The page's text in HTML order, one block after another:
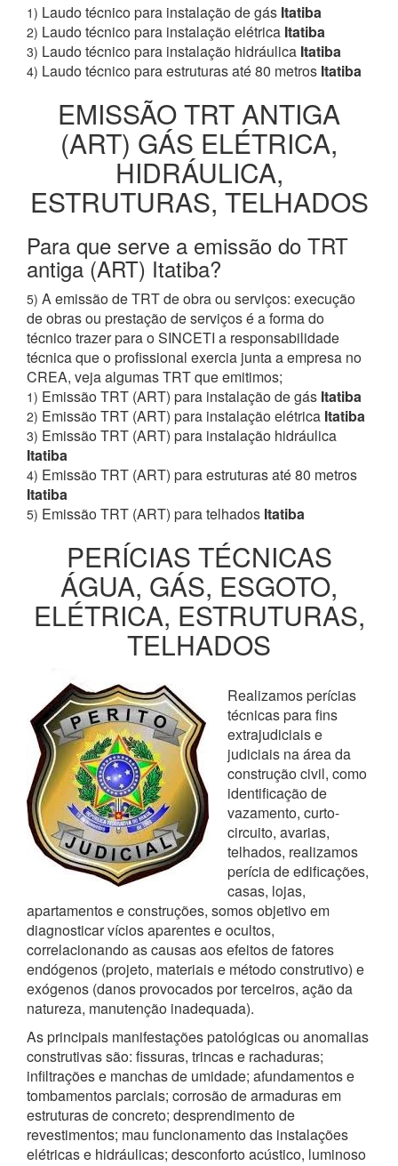
1) Laudo técnico para instalação de gás Itatiba
2) Laudo técnico para instalação elétrica Itatiba
3) Laudo técnico para instalação hidráulica Itatiba
4) Laudo técnico para estruturas até 80 metros Itatiba
EMISSÃO TRT ANTIGA
(ART) GÁS ELÉTRICA,
HIDRÁULICA,
ESTRUTURAS, TELHADOS
Para que serve a emissão do TRT
antiga (ART) Itatiba?
5) A emissão de TRT de obra ou serviços: execução
de obras ou prestação de serviços é a forma do
técnico trazer para o SINCETI a responsabilidade
técnica que o profissional exercia junta a empresa no
CREA, veja algumas TRT que emitimos;
1) Emissão TRT (ART) para instalação de gás Itatiba
2) Emissão TRT (ART) para instalação elétrica Itatiba
3) Emissão TRT (ART) para instalação hidráulica
Itatiba
4) Emissão TRT (ART) para estruturas até 80 metros
Itatiba
5) Emissão TRT (ART) para telhados Itatiba
PERÍCIAS TÉCNICAS
ÁGUA, GÁS, ESGOTO,
ELÉTRICA, ESTRUTURAS,
TELHADOS
Realizamos perícias
técnicas para fins
extrajudiciais e
judiciais na área da
construção civil, como
identificação de
vazamento, curto-
circuito, avarias,
telhados, realizamos
perícia de edificações,
casas, lojas,
apartamentos e construções, somos objetivo em
diagnosticar vícios aparentes e ocultos,
correlacionando as causas aos efeitos de fatores
endógenos (projeto, materiais e método construtivo) e
exógenos (danos provocados por terceiros, ação da
natureza, manutenção inadequada).
As principais manifestações patológicas ou anomalias
construtivas são: fissuras, trincas e rachaduras;
infiltrações e manchas de umidade; afundamentos e
tombamentos parciais; corrosão de armaduras em
estruturas de concreto; desprendimento de
revestimentos; mau funcionamento das instalações
elétricas e hidráulicas; desconforto acústico, luminoso